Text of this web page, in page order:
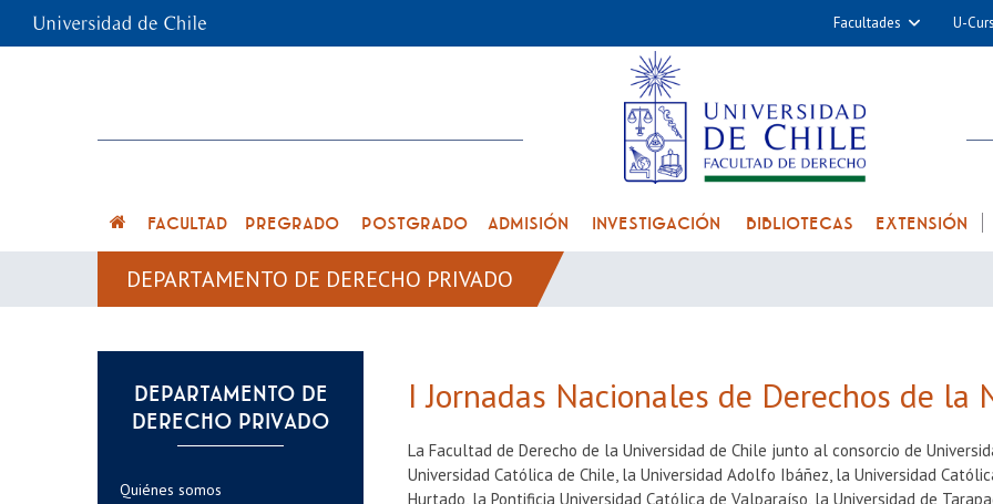
Facultades
Cs. Químicas y
Medicina
Nutrición y
U-
FACULTAD PREGRADO POSTGRADO ADMISIÓN INVESTIGACIÓN BIBLIOTECAS EXTENSIÓN
DEPARTAMENTO DE DERECHO PRIVADO
DEPARTAMENTO DE
DERECHO PRIVADO
Quiénes somos
I Jornadas Nacionales de Derechos de la
La Facultad de Derecho de la Universidad de Chile junto al consorcio de
Universidad Católica de Chile, la Universidad Adolfo Ibáñez, la Universidad
Hurtado, la Pontificia Universidad Católica de Valparaíso, la Universidad de